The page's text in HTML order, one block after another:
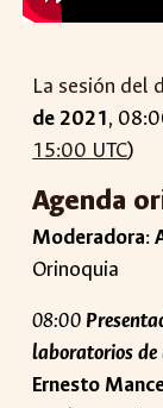
La sesión del
de 2021,
15:00 UTC)
Agenda
Moderadora:
Orinoquia
08:00
laboratorios de
Ernesto